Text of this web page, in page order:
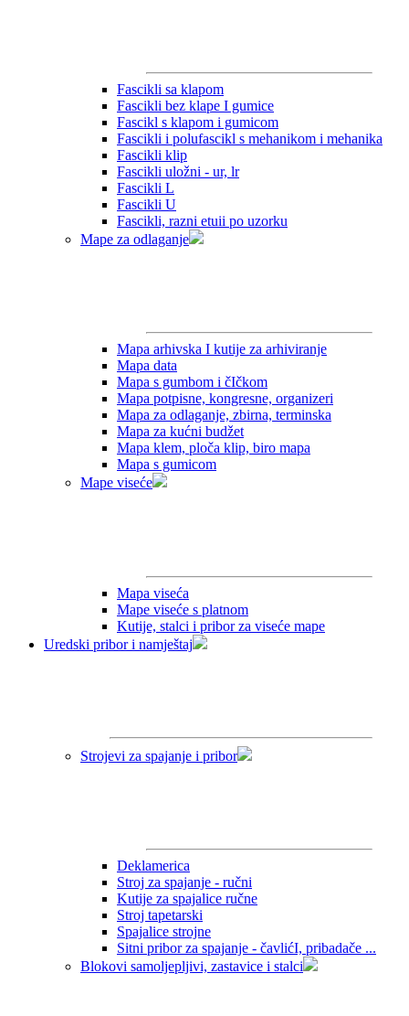
Fascikli sa klapom
Fascikli bez klape I gumice
Fascikl s klapom i gumicom
Fascikli i polufascikl s mehanikom i mehanika
Fascikli klip
Fascikli uložni - ur, lr
Fascikli L
Fascikli U
Fascikli, razni etuii po uzorku
Mape za odlaganje
Mapa arhivska I kutije za arhiviranje
Mapa data
Mapa s gumbom i čIčkom
Mapa potpisne, kongresne, organizeri
Mapa za odlaganje, zbirna, terminska
Mapa za kućni budžet
Mapa klem, ploča klip, biro mapa
Mapa s gumicom
Mape viseće
Mapa viseća
Mape viseće s platnom
Kutije, stalci i pribor za viseće mape
Uredski pribor i namještaj
Strojevi za spajanje i pribor
Deklamerica
Stroj za spajanje - ručni
Kutije za spajalice ručne
Stroj tapetarski
Spajalice strojne
Sitni pribor za spajanje - čavlićI, pribadače ...
Blokovi samoljepljivi, zastavice i stalci